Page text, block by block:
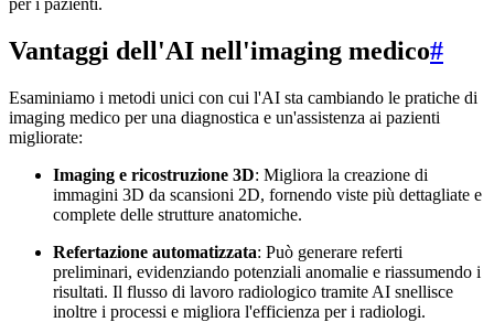
Vantaggi dell'AI nell'imaging medico#
Esaminiamo i metodi unici con cui l'AI sta cambiando le pratiche di
imaging medico per una diagnostica e un'assistenza ai pazienti
migliorate:
Imaging e ricostruzione 3D: Migliora la creazione di
immagini 3D da scansioni 2D, fornendo viste più dettagliate e
complete delle strutture anatomiche.
Refertazione automatizzata: Può generare referti
preliminari, evidenziando potenziali anomalie e riassumendo i
risultati. Il flusso di lavoro radiologico tramite AI snellisce
inoltre i processi e migliora l'efficienza per i radiologi.